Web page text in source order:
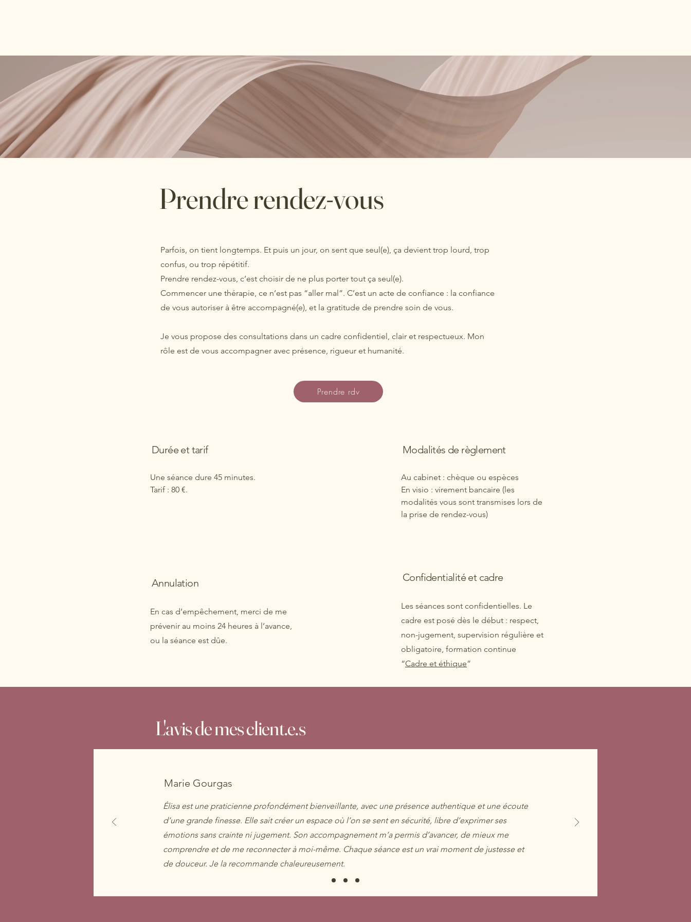
Prendre rendez-vous
Parfois, on tient longtemps. Et puis un jour, on sent que seul(e), ça devient trop lourd, trop
confus, ou trop répétitif.
Prendre rendez-vous, c’est choisir de ne plus porter tout ça seul(e).
Commencer une thérapie, ce n’est pas “aller mal”. C’est un acte de confiance : la confiance
de vous autoriser à être accompagné(e), et la gratitude de prendre soin de vous.
Je vous propose des consultations dans un cadre confidentiel, clair et respectueux. Mon
rôle est de vous accompagner avec présence, rigueur et humanité.
Prendre rdv
Durée et tarif
Une séance dure 45 minutes.
Tarif : 80 €.
Annulation
En cas d’empêchement, merci de me
prévenir au moins 24 heures à l’avance,
ou la séance est dûe.
Modalités de règlement
Au cabinet : chèque ou espèces
En visio : virement bancaire (les
modalités vous sont transmises lors de
la prise de rendez-vous)
Confidentialité et cadre
Les séances sont confidentielles. Le
cadre est posé dès le début : respect,
non-jugement, supervision régulière et
obligatoire, formation continue
“Cadre et éthique”
L'avis de mes client.e.s
Marie Gourgas
Élisa est une praticienne profondément bienveillante, avec une présence authentique et une écoute
d’une grande finesse. Elle sait créer un espace où l’on se sent en sécurité, libre d’exprimer ses
émotions sans crainte ni jugement. Son accompagnement m’a permis d’avancer, de mieux me
comprendre et de me reconnecter à moi-même. Chaque séance est un vrai moment de justesse et
de douceur. Je la recommande chaleureusement.